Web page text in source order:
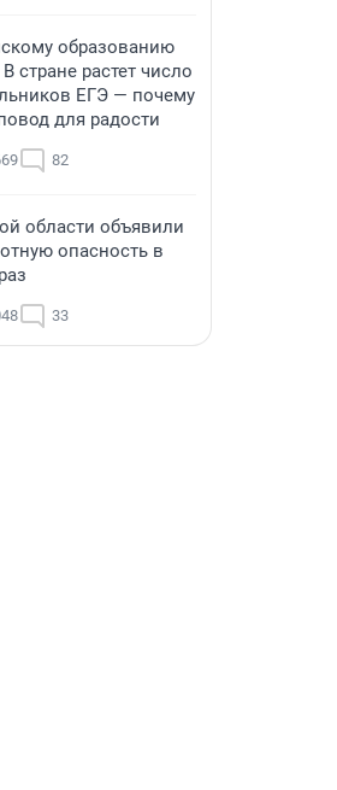
образованию
стране растет число
ЕГЭ — почему
для радости
82
области объявили
опасность в
33